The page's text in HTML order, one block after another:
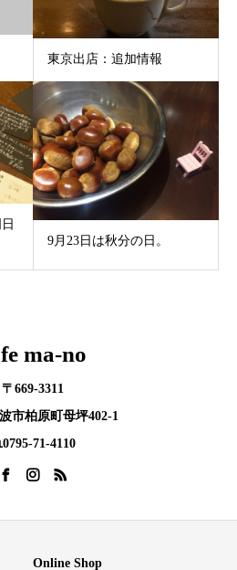
東京出店：追加情報
9月23日は秋分の日。
ma-no
〒669-3311
市柏原町母坪402-1
71-4110
Online Shop